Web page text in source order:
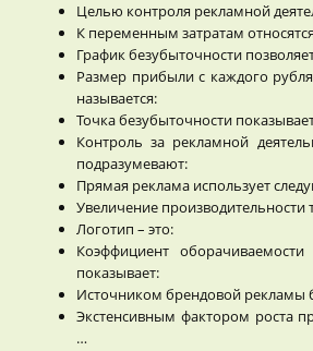
Целью контроля рекламной
К переменным затратам
График безубыточности
Размер прибыли с каждого
называется:
Точка безубыточности
Контроль за рекламной
подразумевают:
Прямая реклама использует
Увеличение производительности
Логотип – это:
Коэффициент
показывает:
Источником брендовой рекламы
Экстенсивным фактором роста
…